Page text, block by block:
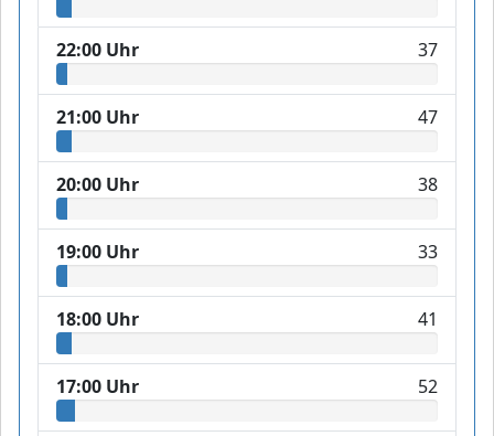
22:00 Uhr 37
21:00 Uhr 47
20:00 Uhr 38
19:00 Uhr 33
18:00 Uhr 41
17:00 Uhr 52